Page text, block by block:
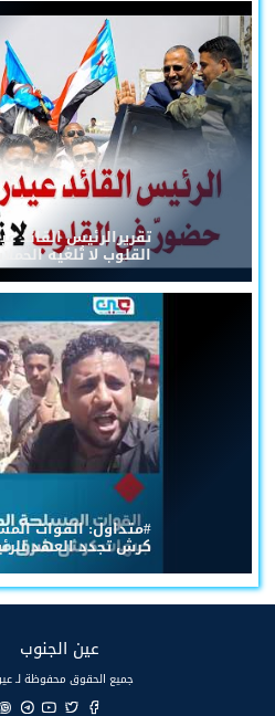
تقريرالرئيس القائد
القلوب لا تُلغيه
#متداول: القوات
كرش تجدد العهد
عين الجنوب
جميع الحقوق محفوظة لـ عين